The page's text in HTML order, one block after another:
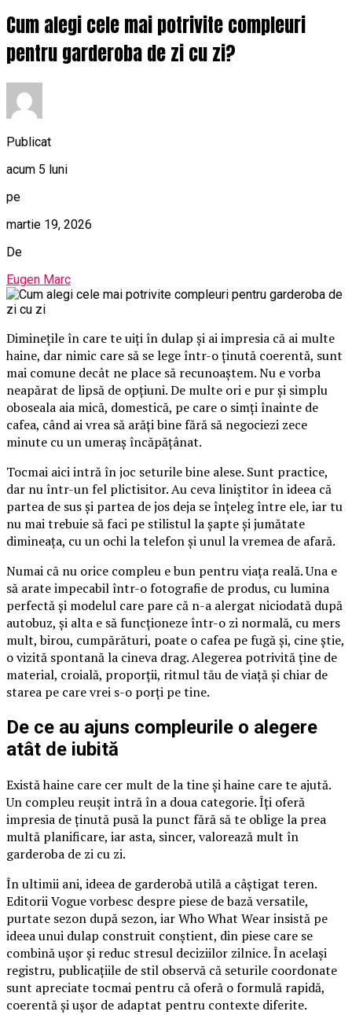
Cum alegi cele mai potrivite compleuri
pentru garderoba de zi cu zi?
Publicat
acum 5 luni
pe
martie 19, 2026
De
Eugen Marc
Diminețile în care te uiți în dulap și ai impresia că ai multe
haine, dar nimic care să se lege într-o ținută coerentă, sunt
mai comune decât ne place să recunoaștem. Nu e vorba
neapărat de lipsă de opțiuni. De multe ori e pur și simplu
oboseala aia mică, domestică, pe care o simți înainte de
cafea, când ai vrea să arăți bine fără să negociezi zece
minute cu un umeraș încăpățânat.
Tocmai aici intră în joc seturile bine alese. Sunt practice,
dar nu într-un fel plictisitor. Au ceva liniștitor în ideea că
partea de sus și partea de jos deja se înțeleg între ele, iar tu
nu mai trebuie să faci pe stilistul la șapte și jumătate
dimineața, cu un ochi la telefon și unul la vremea de afară.
Numai că nu orice compleu e bun pentru viața reală. Una e
să arate impecabil într-o fotografie de produs, cu lumina
perfectă și modelul care pare că n-a alergat niciodată după
autobuz, și alta e să funcționeze într-o zi normală, cu mers
mult, birou, cumpărături, poate o cafea pe fugă și, cine știe,
o vizită spontană la cineva drag. Alegerea potrivită ține de
material, croială, proporții, ritmul tău de viață și chiar de
starea pe care vrei s-o porți pe tine.
De ce au ajuns compleurile o alegere
atât de iubită
Există haine care cer mult de la tine și haine care te ajută.
Un compleu reușit intră în a doua categorie. Îți oferă
impresia de ținută pusă la punct fără să te oblige la prea
multă planificare, iar asta, sincer, valorează mult în
garderoba de zi cu zi.
În ultimii ani, ideea de garderobă utilă a câștigat teren.
Editorii Vogue vorbesc despre piese de bază versatile,
purtate sezon după sezon, iar Who What Wear insistă pe
ideea unui dulap construit conștient, din piese care se
combină ușor și reduc stresul deciziilor zilnice. În același
registru, publicațiile de stil observă că seturile coordonate
sunt apreciate tocmai pentru că oferă o formulă rapidă,
coerentă și ușor de adaptat pentru contexte diferite.